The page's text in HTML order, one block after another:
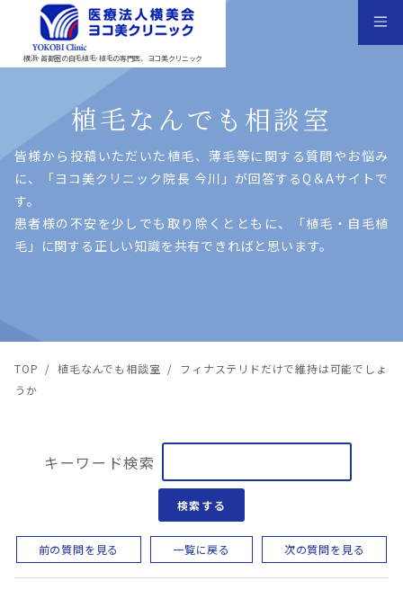
横浜･首都圏の自毛植毛･植毛の専門医、ヨコ美クリニック
植毛なんでも相談室
皆様から投稿いただいた植⽑、薄⽑等に関する質問やお悩み
に、「ヨコ美クリニック院⻑ 今川」が回答するQ＆Aサイトで
す。
患者様の不安を少しでも取り除くとともに、「植⽑・⾃⽑植
⽑」に関する正しい知識を共有できればと思います。
TOP / 植毛なんでも相談室 / フィナステリドだけで維持は可能でしょ
うか
キーワード検索
検索する
前の質問を見る 一覧に戻る 次の質問を見る